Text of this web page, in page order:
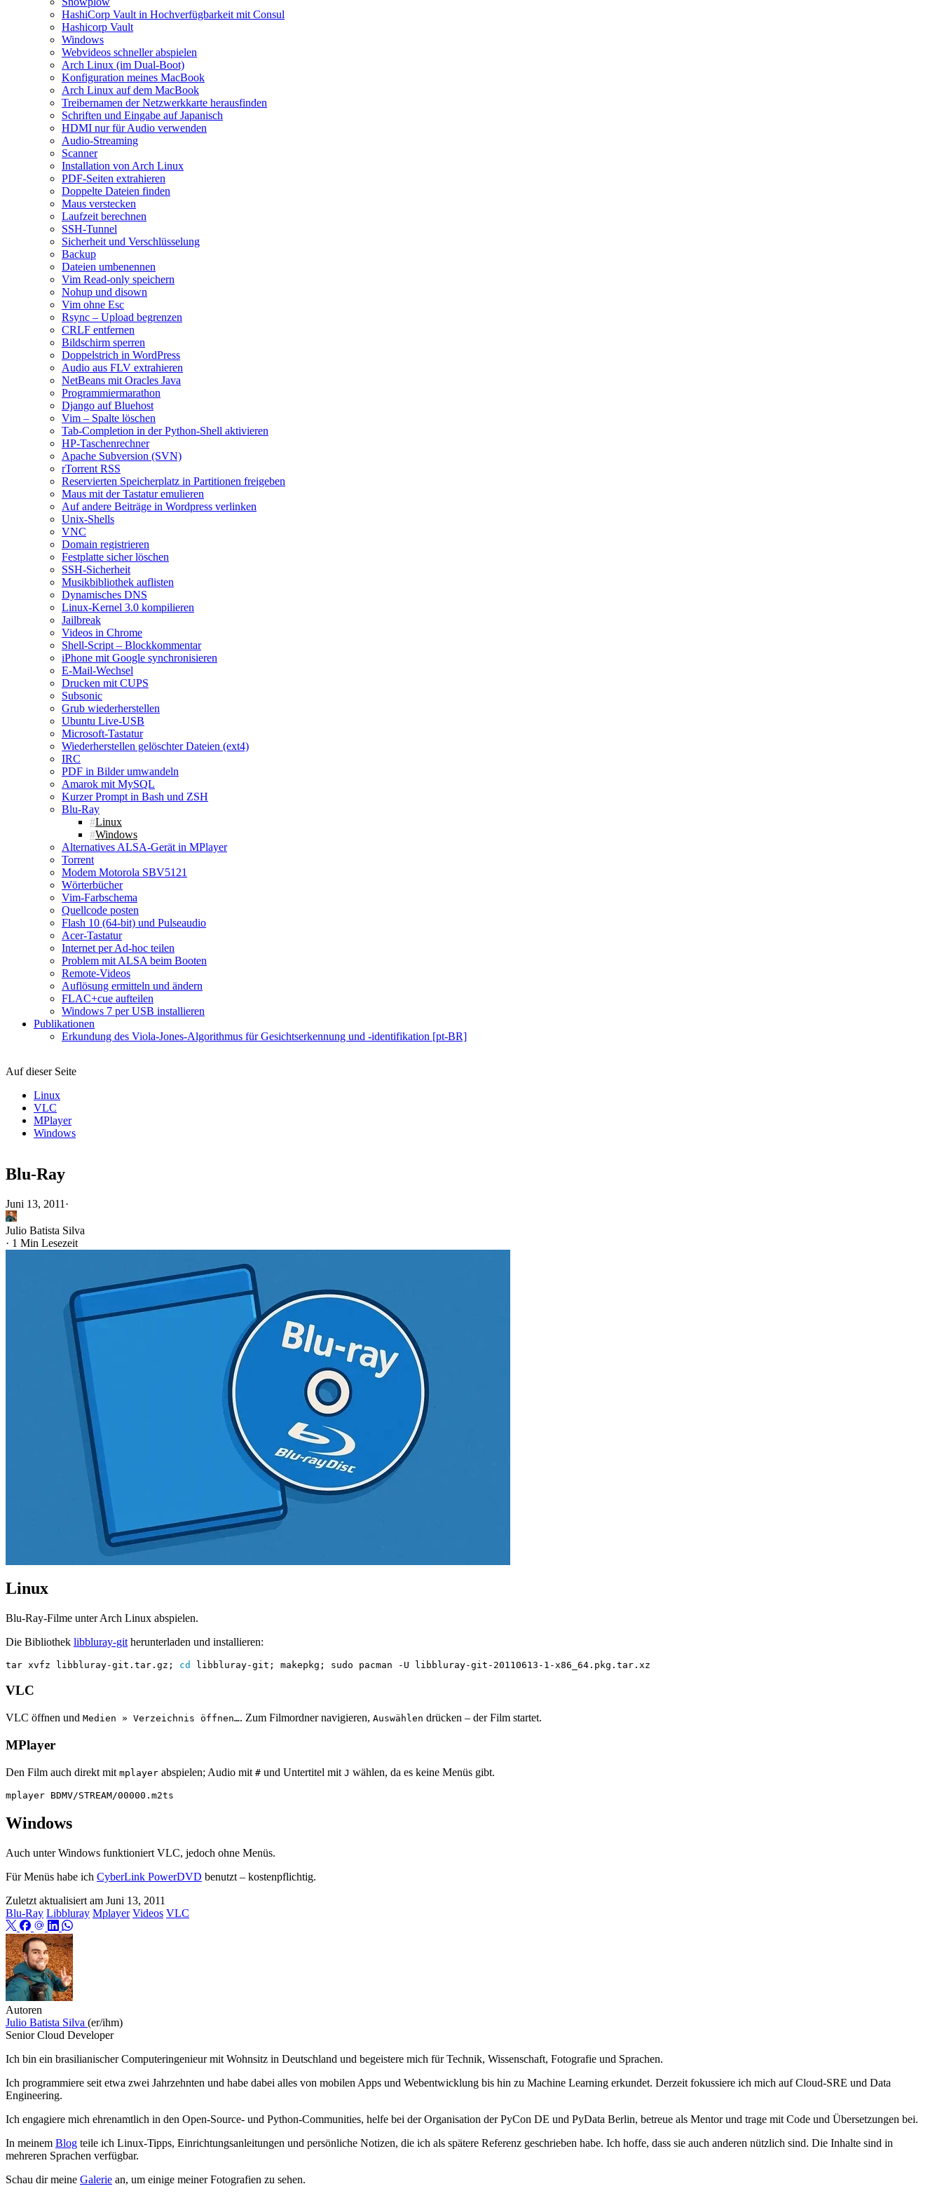
HashiCorp Vault in Hochverfügbarkeit mit Consul
Hashicorp Vault
Windows
Webvideos schneller abspielen
Arch Linux (im Dual‑Boot)
Konfiguration meines MacBook
Arch Linux auf dem MacBook
Treibernamen der Netzwerkkarte herausfinden
Schriften und Eingabe auf Japanisch
HDMI nur für Audio verwenden
Audio-Streaming
Scanner
Installation von Arch Linux
PDF-Seiten extrahieren
Doppelte Dateien finden
Maus verstecken
Laufzeit berechnen
SSH-Tunnel
Sicherheit und Verschlüsselung
Backup
Dateien umbenennen
Vim Read‑only speichern
Nohup und disown
Vim ohne Esc
Rsync – Upload begrenzen
CRLF entfernen
Bildschirm sperren
Doppelstrich in WordPress
Audio aus FLV extrahieren
NetBeans mit Oracles Java
Programmiermarathon
Django auf Bluehost
Vim – Spalte löschen
Tab-Completion in der Python-Shell aktivieren
HP-Taschenrechner
Apache Subversion (SVN)
rTorrent RSS
Reservierten Speicherplatz in Partitionen freigeben
Maus mit der Tastatur emulieren
Auf andere Beiträge in Wordpress verlinken
Unix-Shells
VNC
Domain registrieren
Festplatte sicher löschen
SSH‑Sicherheit
Musikbibliothek auflisten
Dynamisches DNS
Linux‑Kernel 3.0 kompilieren
Jailbreak
Videos in Chrome
Shell‑Script – Blockkommentar
iPhone mit Google synchronisieren
E‑Mail‑Wechsel
Drucken mit CUPS
Subsonic
Grub wiederherstellen
Ubuntu Live‑USB
Microsoft‑Tastatur
Wiederherstellen gelöschter Dateien (ext4)
IRC
PDF in Bilder umwandeln
Amarok mit MySQL
Kurzer Prompt in Bash und ZSH
Blu‑Ray
Linux
Windows
Alternatives ALSA-Gerät in MPlayer
Torrent
Modem Motorola SBV5121
Wörterbücher
Vim-Farbschema
Quellcode posten
Flash 10 (64‑bit) und Pulseaudio
Acer-Tastatur
Internet per Ad-hoc teilen
Problem mit ALSA beim Booten
Remote-Videos
Auflösung ermitteln und ändern
FLAC+cue aufteilen
Windows 7 per USB installieren
Publikationen
Erkundung des Viola-Jones-Algorithmus für Gesichtserkennung und -identifikation [pt-BR]
Auf dieser Seite
Linux
VLC
MPlayer
Windows
Blu‑Ray
Juni 13, 2011 ·
Julio Batista Silva
· 1 Min Lesezeit
Linux
Blu‑Ray‑Filme unter Arch Linux abspielen.
Die Bibliothek libbluray-git herunterladen und installieren:
tar xvfz libbluray-git.tar.gz ; cd libbluray-git ; makepkg ;
VLC
VLC öffnen und Medien » Verzeichnis öffnen…. Zum Filmordner navigieren, Auswählen drücken – der Film startet.
MPlayer
Den Film auch direkt mit mplayer abspielen; Audio mit # und Untertitel mit J wählen, da es keine Menüs gibt.
Windows
Auch unter Windows funktioniert VLC, jedoch ohne Menüs.
Für Menüs habe ich CyberLink PowerDVD benutzt – kostenpflichtig.
Zuletzt aktualisiert am Juni 13, 2011
Blu-Ray Libbluray Mplayer Videos VLC
Autoren
Julio Batista Silva (er/ihm)
Senior Cloud Developer
Ich bin ein brasilianischer Computeringenieur mit Wohnsitz in Deutschland und begeistere mich für Technik, Wissenschaft, Fotografie und Sprachen.
Ich programmiere seit etwa zwei Jahrzehnten und habe dabei alles von mobilen Apps und Webentwicklung bis hin zu Machine Learning erkundet. Derzeit fokussiere ich mich auf Cloud‑SRE und Data
Engineering.
Ich engagiere mich ehrenamtlich in den Open‑Source- und Python‑Communities, helfe bei der Organisation der PyCon DE und PyData Berlin, betreue als Mentor und trage mit Code und Übersetzungen bei.
In meinem Blog teile ich Linux‑Tipps, Einrichtungsanleitungen und persönliche Notizen, die ich als spätere Referenz geschrieben habe. Ich hoffe, dass sie auch anderen nützlich sind. Die Inhalte sind in
mehreren Sprachen verfügbar.
Schau dir meine Galerie an, um einige meiner Fotografien zu sehen.